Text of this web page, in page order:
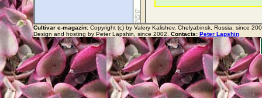
Cultivar e-magazin:Copyright (c) by Valery Kalishev, Chelyabinsk, Russia, since
Design and hosting by Peter Lapshin, since 2002. Contacts: Peter Lapshin